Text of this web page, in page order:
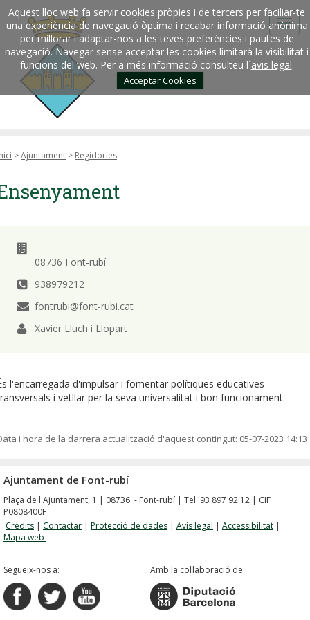
Aquest lloc web fa servir cookies pròpies i de tercers per faciliar-te
una experiència de navegació òptima i recabar informació anònima
per millorar i adaptar-nos a les teves preferències i pautes de
navegació. Navegar sense acceptar les cookies limitarà la visibilitat i
funcions del web. Per a més informació consulteu l´avis legal.
Acceptar Cookies
>Ajuntament > Regidories
08736 Font-rubí
938979212
fontrubi@font-rubi.cat
Xavier Lluch i Llopart
l'encarregada d'impulsar i fomentar polítiques educatives
i vetllar per la seva universalitat i bon funcionament.
i hora de la darrera actualització d'aquest contingut: 05-07-2023 14:13
Ajuntament de Font-rubí
Plaça de l'Ajuntament, 1 | 08736 - Font-rubí | Tel. 93 897 92 12 | CIF
P0808400F
Crèdits | Contactar | Protecció de dades | Avís legal | Accessibilitat |
Mapa web
Segueix-nos a: Amb la col·laboració de: